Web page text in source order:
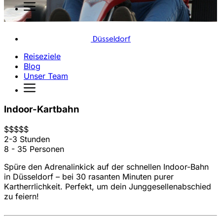
Düsseldorf
Reiseziele
Blog
Unser Team
Indoor-Kartbahn
$$$$$
2-3 Stunden
8 - 35 Personen
Spüre den Adrenalinkick auf der schnellen Indoor-Bahn
in Düsseldorf – bei 30 rasanten Minuten purer
Kartherrlichkeit. Perfekt, um dein Junggesellenabschied
zu feiern!